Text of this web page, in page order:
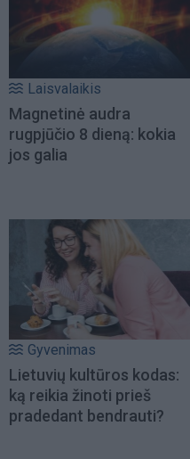
Laisvalaikis
Magnetinė audra
rugpjūčio 8 dieną: kokia
jos galia
Gyvenimas
Lietuvių kultūros kodas:
ką reikia žinoti prieš
pradedant bendrauti?